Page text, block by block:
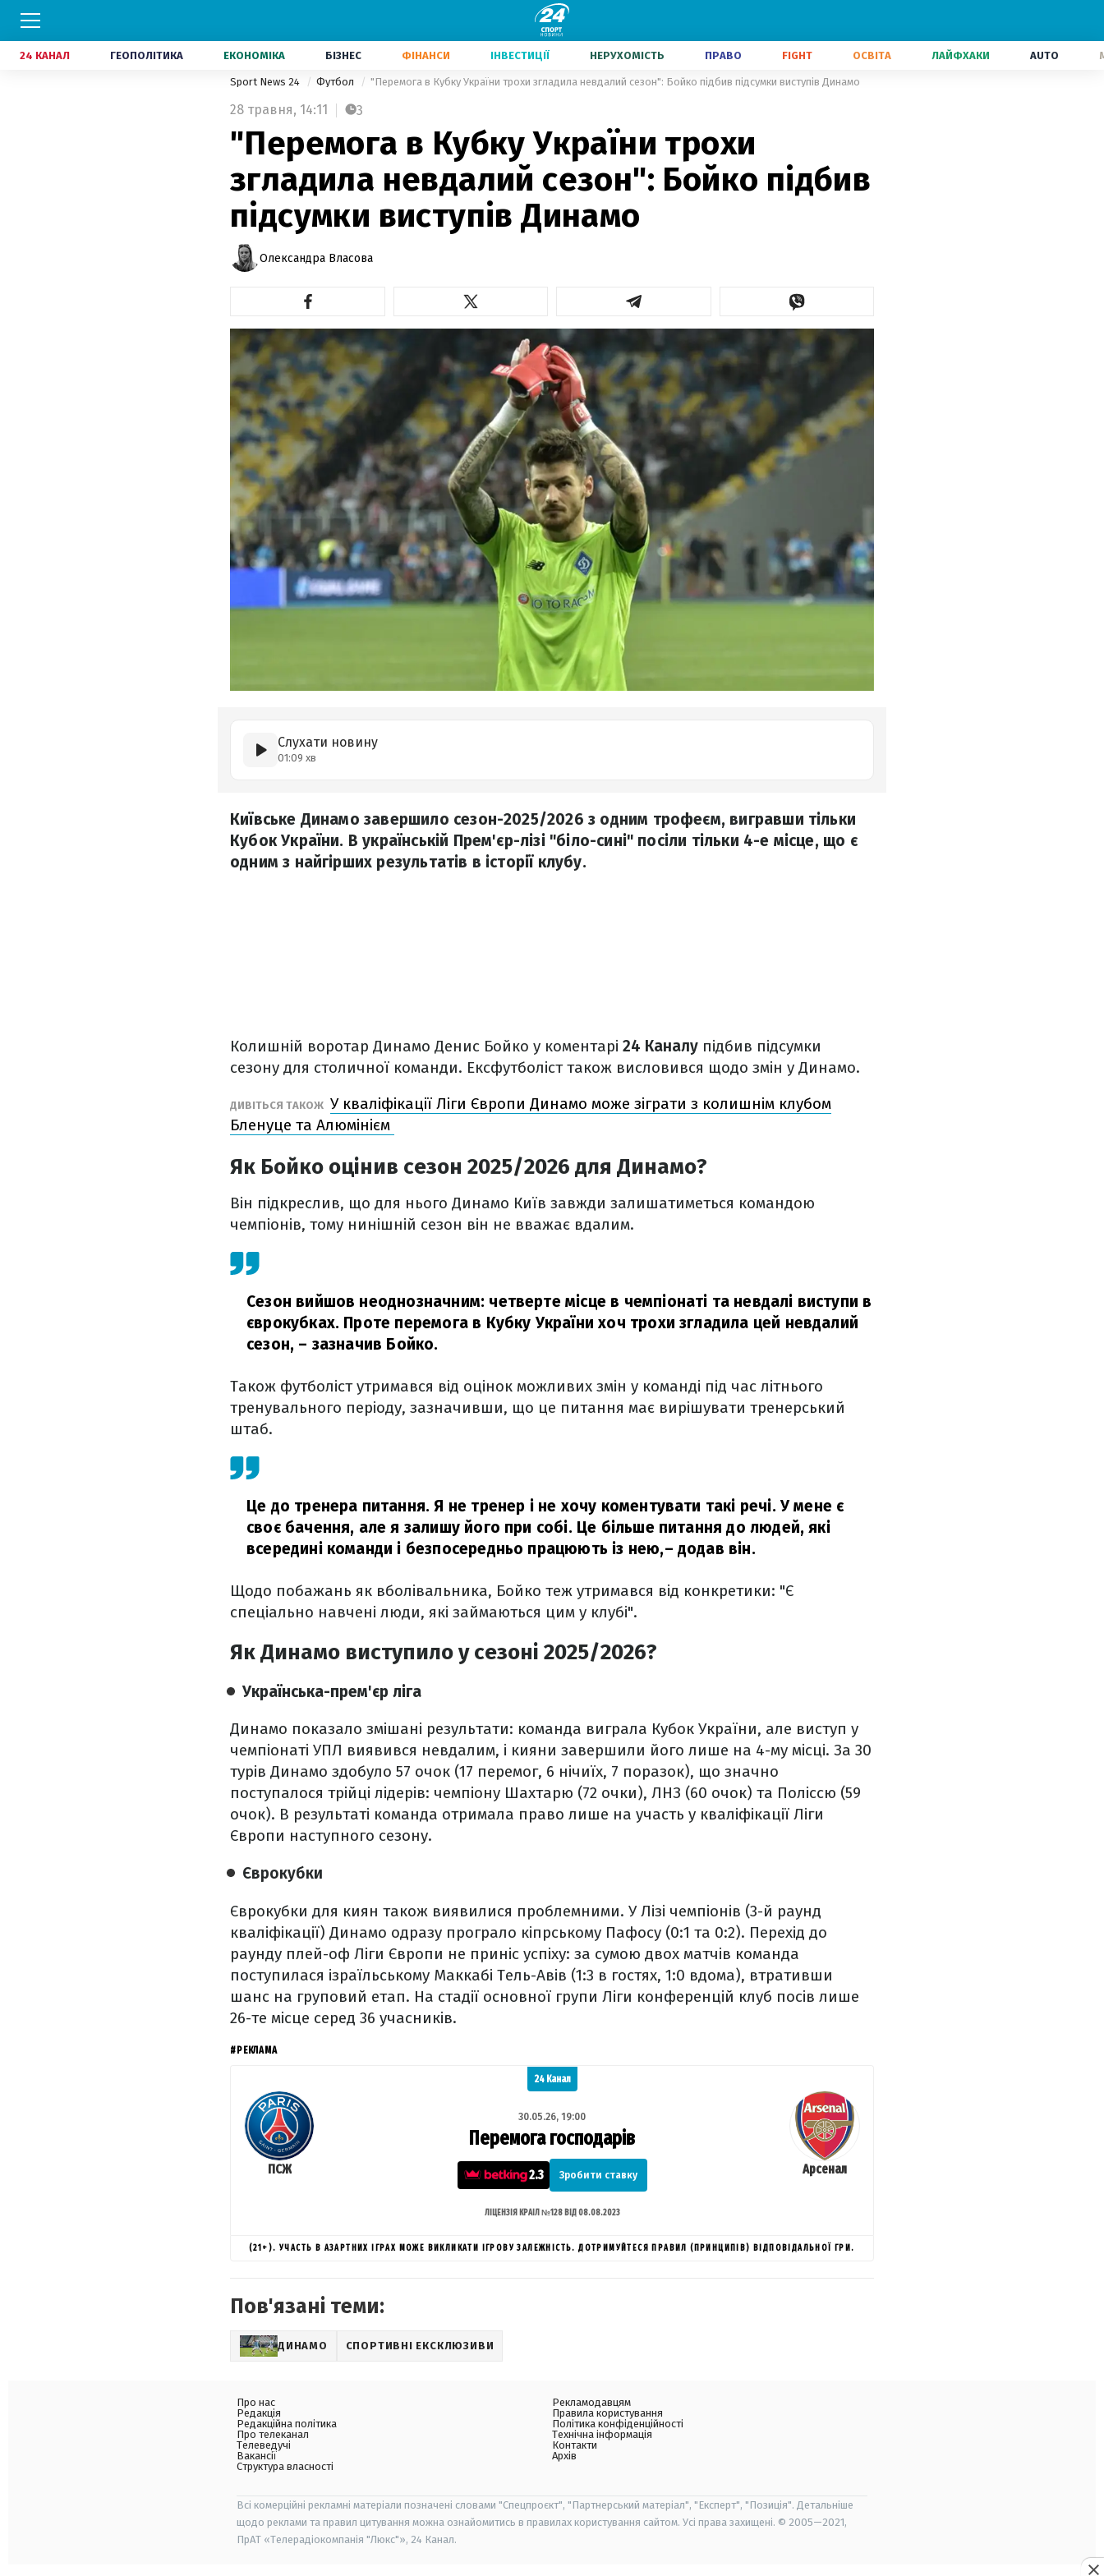
24 КАНАЛ ГЕОПОЛІТИКА ЕКОНОМІКА БІЗНЕС ФІНАНСИ ІНВЕСТИЦІЇ НЕРУХОМІСТЬ ПРАВО FIGHT ОСВІТА ЛАЙФХАКИ AUTO
Sport News 24 Футбол "Перемога в Кубку України трохи згладила невдалий сезон": Бойко підбив підсумки виступів Динамо
28 травня, 14:11 3
"Перемога в Кубку України трохи
згладила невдалий сезон": Бойко підбив
підсумки виступів Динамо
Олександра Власова
Слухати новину
01:09 хв
Київське Динамо завершило сезон-2025/2026 з одним трофеєм, вигравши тільки
Кубок України. В українській Прем'єр-лізі "біло-сині" посіли тільки 4-е місце, що є
одним з найгірших результатів в історії клубу.
Колишній воротар Динамо Денис Бойко у коментарі 24 Каналу підбив підсумки
сезону для столичної команди. Ексфутболіст також висловився щодо змін у Динамо.
ДИВІТЬСЯ ТАКОЖ У кваліфікації Ліги Європи Динамо може зіграти з колишнім клубом
Бленуце та Алюмінієм
Як Бойко оцінив сезон 2025/2026 для Динамо?
Він підкреслив, що для нього Динамо Київ завжди залишатиметься командою
чемпіонів, тому нинішній сезон він не вважає вдалим.
Сезон вийшов неоднозначним: четверте місце в чемпіонаті та невдалі виступи в
єврокубках. Проте перемога в Кубку України хоч трохи згладила цей невдалий
сезон, – зазначив Бойко.
Також футболіст утримався від оцінок можливих змін у команді під час літнього
тренувального періоду, зазначивши, що це питання має вирішувати тренерський
штаб.
Це до тренера питання. Я не тренер і не хочу коментувати такі речі. У мене є
своє бачення, але я залишу його при собі. Це більше питання до людей, які
всередині команди і безпосередньо працюють із нею,– додав він.
Щодо побажань як вболівальника, Бойко теж утримався від конкретики: "Є
спеціально навчені люди, які займаються цим у клубі".
Як Динамо виступило у сезоні 2025/2026?
Українська-прем'єр ліга
Динамо показало змішані результати: команда виграла Кубок України, але виступ у
чемпіонаті УПЛ виявився невдалим, і кияни завершили його лише на 4-му місці. За 30
турів Динамо здобуло 57 очок (17 перемог, 6 нічиїх, 7 поразок), що значно
поступалося трійці лідерів: чемпіону Шахтарю (72 очки), ЛНЗ (60 очок) та Поліссю (59
очок). В результаті команда отримала право лише на участь у кваліфікації Ліги
Європи наступного сезону.
Єврокубки
Єврокубки для киян також виявилися проблемними. У Лізі чемпіонів (3-й раунд
кваліфікації) Динамо одразу програло кіпрському Пафосу (0:1 та 0:2). Перехід до
раунду плей-оф Ліги Європи не приніс успіху: за сумою двох матчів команда
поступилася ізраїльському Маккабі Тель-Авів (1:3 в гостях, 1:0 вдома), втративши
шанс на груповий етап. На стадії основної групи Ліги конференцій клуб посів лише
26-те місце серед 36 учасників.
#РЕКЛАМА
24 Канал
ПСЖ
30.05.26, 19:00
Перемога господарів
2.3 Зробити ставку Арсенал
ЛІЦЕНЗІЯ КРАІЛ №128 ВІД 08.08.2023
(21+). УЧАСТЬ В АЗАРТНИХ ІГРАХ МОЖЕ ВИКЛИКАТИ ІГРОВУ ЗАЛЕЖНІСТЬ. ДОТРИМУЙТЕСЯ ПРАВИЛ (ПРИНЦИПІВ) ВІДПОВІДАЛЬНОЇ ГРИ.
Пов'язані теми:
ДИНАМО СПОРТИВНІ ЕКСКЛЮЗИВИ
Про нас
Редакція
Редакційна політика
Про телеканал
Телеведучі
Вакансії
Структура власності
Рекламодавцям
Правила користування
Політика конфіденційності
Технічна інформація
Контакти
Архів
Всі комерційні рекламні матеріали позначені словами "Спецпроєкт", "Партнерський матеріал", "Експерт", "Позиція". Детальніше
щодо реклами та правил цитування можна ознайомитись в правилах користування сайтом. Усі права захищені. © 2005—2021,
ПрАТ «Телерадіокомпанія "Люкс"», 24 Канал.